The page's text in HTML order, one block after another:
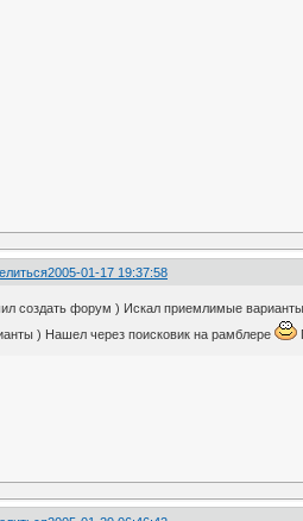
2005-01-17 19:37:58
создать форум ) Искал приемлимые
) Нашел через поисковик на рамблере